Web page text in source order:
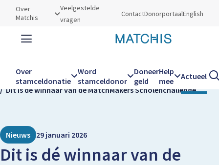
Utilities
Over
Matchis
Veelgestelde
vragen
ContactDonorportaalEnglish
Hoofdnavigatie
Over
stamceldonatie
Word
stamceldonor
Doneer
geld
Help
mee
Actueel
Kruimelpad
Home
Actueel
Dit is dé winnaar van de MatchMakers Scholenchallenge
Nieuws 29 januari 2026
Dit is dé winnaar van de